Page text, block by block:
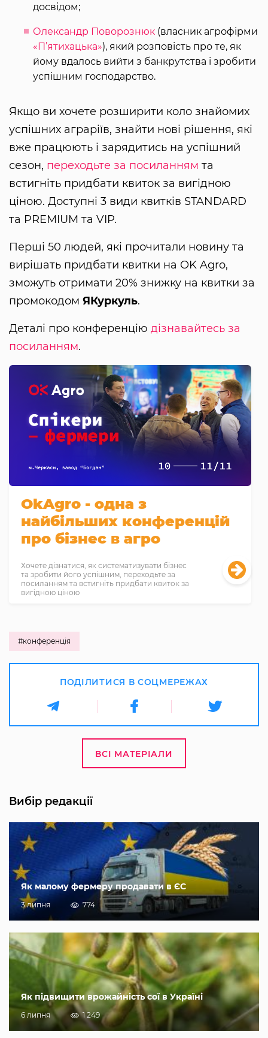
досвідом;
Олександр Поворознюк (власник агрофірми
«П’ятихацька»), який розповість про те, як
йому вдалось вийти з банкрутства і зробити
успішним господарство.
Якщо ви хочете розширити коло знайомих
успішних аграріїв, знайти нові рішення, які
вже працюють і зарядитись на успішний
сезон, переходьте за посиланням та
встигніть придбати квиток за вигідною
ціною. Доступні 3 види квитків STANDARD
та PREMIUM та VIP.
Перші 50 людей, які прочитали новину та
вирішать придбати квитки на OK Agro,
зможуть отримати 20% знижку на квитки за
промокодом ЯКуркуль.
Деталі про конференцію дізнавайтесь за
посиланням.
OkAgro - одна з
найбільших конференцій
про бізнес в агро
Хочете дізнатися, як систематизувати бізнес
та зробити його успішним, переходьте за
посиланням та встигніть придбати квиток за
вигідною ціною
#конференція
ПОДІЛИТИСЯ В СОЦМЕРЕЖАХ
ВСІ МАТЕРІАЛИ
Вибір редакції
Як малому фермеру продавати в ЄС
3 липня 774
Як підвищити врожайність сої в Україні
6 липня 1 249